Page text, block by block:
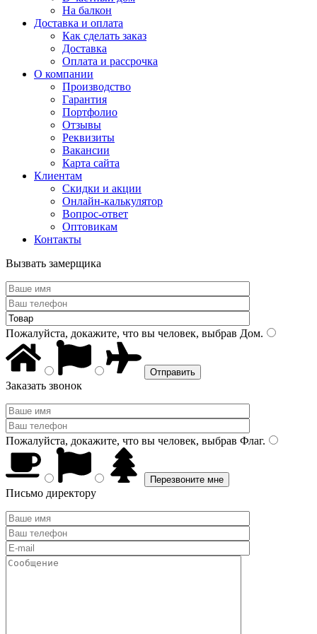
На балкон
Доставка и оплата
Как сделать заказ
Доставка
Оплата и рассрочка
О компании
Производство
Гарантия
Портфолио
Отзывы
Реквизиты
Вакансии
Карта сайта
Клиентам
Скидки и акции
Онлайн-калькулятор
Вопрос-ответ
Оптовикам
Контакты
Вызвать замерщика
Пожалуйста, докажите, что вы человек, выбрав Дом.
Заказать звонок
Пожалуйста, докажите, что вы человек, выбрав Флаг.
Письмо директору